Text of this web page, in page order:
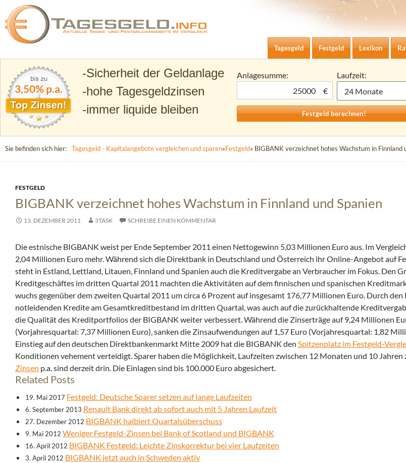
Tagesgeld.info – Tagesgeldkonten vergleichen und Tagesgeld-Zinsen berechnen
Zum Inhalt springen
Tagesgeld
Festgeld Lexikon
3,50% p.a.
Sicherheit der Geldanlage
hohe Tagesgeldzinsen
immer liquide bleiben
Anlagesumme:
€
Laufzeit:
Sie befinden sich hier: Tagesgeld - Kapitalangebote vergleichen und sparen»Festgeld» BIGBANK verzeichnet hohes Wachstum in Finnland
FESTGELD
BIGBANK verzeichnet hohes Wachstum in Finnland und Spanien
13. DEZEMBER 2011 3TASK SCHREIBE EINEN KOMMENTAR
Die estnische BIGBANK weist per Ende September 2011 einen Nettogewinn 5,03 Millionen Euro aus. Im
2,04 Millionen Euro mehr. Während sich die Direktbank in Deutschland und Österreich ihr Online-Angebot auf
steht in Estland, Lettland, Litauen, Finnland und Spanien auch die Kreditvergabe an Verbraucher im Fokus. Den
Kreditgeschäftes im dritten Quartal 2011 machten die Aktivitäten auf dem finnischen und spanischen
wuchs gegenüber dem zweiten Quartal 2011 um circa 6 Prozent auf insgesamt 176,77 Millionen Euro. Durch den
notleidenden Kredite am Gesamtkreditbestand im dritten Quartal, was auch auf die zurückhaltende
die Qualität des Kreditportfolios der BIGBANK weiter verbessert. Während die Zinserträge auf 9,24 Millionen
(Vorjahresquartal: 7,37 Millionen Euro), sanken die Zinsaufwendungen auf 1,57 Euro (Vorjahresquartal: 1,82
Einstieg auf den deutschen Direktbankenmarkt Mitte 2009 hat die BIGBANK den Spitzenplatz im Festgeld-
Konditionen vehement verteidigt. Sparer haben die Möglichkeit, Laufzeiten zwischen 12 Monaten und 10 Jahren
Zinsen p.a. sind derzeit drin. Die Einlagen sind bis 100.000 Euro abgesichert.
Related Posts
19. Mai 2017 Festgeld: Deutsche Sparer setzen auf lange Laufzeiten
6. September 2013 Renault Bank direkt ab sofort auch mit 5 Jahren Laufzeit
27. Dezember 2012 BIGBANK halbiert Quartalsüberschuss
9. Mai 2012 Weniger Festgeld-Zinsen bei Bank of Scotland und BIGBANK
16. April 2012 BIGBANK Festgeld: Leichte Zinskorrektur bei vier Laufzeiten
3. April 2012 BIGBANK jetzt auch in Schweden aktiv